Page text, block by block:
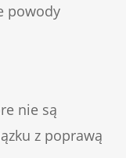
powody
nie są
z poprawą